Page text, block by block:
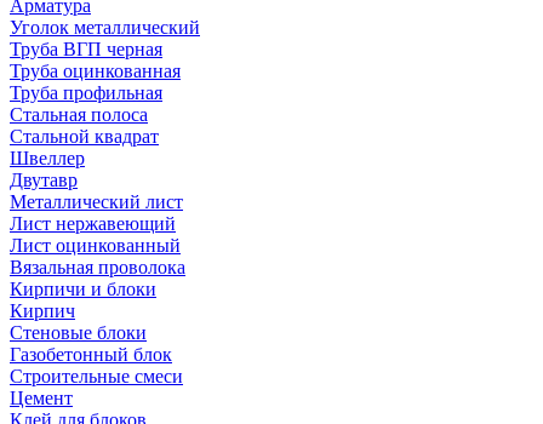
Арматура
Уголок металлический
Труба ВГП черная
Труба оцинкованная
Труба профильная
Стальная полоса
Стальной квадрат
Швеллер
Двутавр
Металлический лист
Лист нержавеющий
Лист оцинкованный
Вязальная проволока
Кирпичи и блоки
Кирпич
Стеновые блоки
Газобетонный блок
Строительные смеси
Цемент
Клей для блоков